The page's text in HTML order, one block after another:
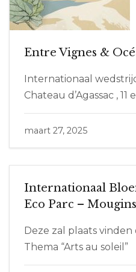
Entre Vignes &
Internationaal
Chateau d’Agassac ,
maart 27, 2025
Internationaal
Eco Parc –
Deze zal plaats
Thema “Arts au soleil”